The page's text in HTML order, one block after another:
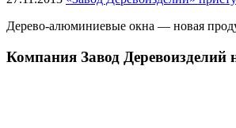
Дерево-алюминиевые окна — новая
Компания Завод Деревоизделий